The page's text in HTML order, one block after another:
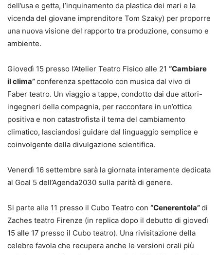
dell’usa e getta, l’inquinamento da plastica dei mari e la
vicenda del giovane imprenditore Tom Szaky) per proporre
una nuova visione del rapporto tra produzione, consumo e
ambiente.
Giovedì 15 presso l’Atelier Teatro Fisico alle 21 “Cambiare
il clima”conferenza spettacolo con musica dal vivo di
Faber teatro. Un viaggio a tappe, condotto dai due attori-
ingegneri della compagnia, per raccontare in un’ottica
positiva e non catastrofista il tema del cambiamento
climatico, lasciandosi guidare dal linguaggio semplice e
coinvolgente della divulgazione scientifica.
Venerdì 16 settembre sarà la giornata interamente dedicata
al Goal 5 dell’Agenda2030 sulla parità di genere.
Si parte alle 11 presso il Cubo Teatro con “Cenerentola”di
Zaches teatro Firenze (in replica dopo il debutto di giovedì
15 alle 17 presso il Cubo teatro). Una rivisitazione della
celebre favola che recupera anche le versioni orali più